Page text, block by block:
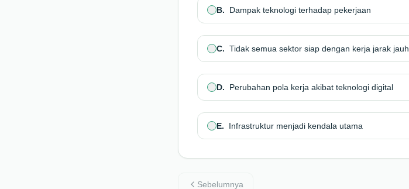
B. Dampak teknologi terhadap pekerjaan
C. Tidak semua sektor siap dengan kerja jarak jauh
D. Perubahan pola kerja akibat teknologi digital
E. Infrastruktur menjadi kendala utama
Sebelumnya